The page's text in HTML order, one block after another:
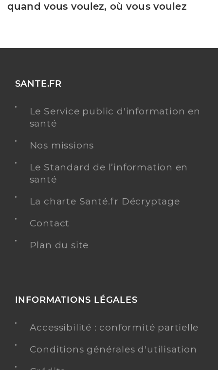
quand vous voulez, où vous voulez
SANTE.FR
Le Service public d'information en
santé
Nos missions
Le Standard de l’information en
santé
La charte Santé.fr Décryptage
Contact
Plan du site
INFORMATIONS LÉGALES
Accessibilité : conformité partielle
Conditions générales d'utilisation